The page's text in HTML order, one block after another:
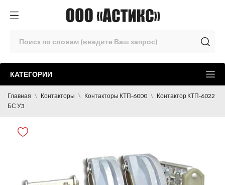
КАТЕГОРИИ
Главная Контакторы Контакторы КТП-6000
Контактор КТП-6022
БС У3